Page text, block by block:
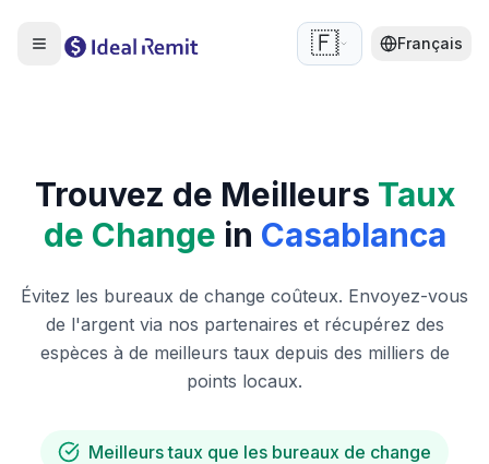
🇫🇷 Français
Trouvez de Meilleurs Taux
de Change in Casablanca
Évitez les bureaux de change coûteux. Envoyez-vous
de l'argent via nos partenaires et récupérez des
espèces à de meilleurs taux depuis des milliers de
points locaux.
Meilleurs taux que les bureaux de change